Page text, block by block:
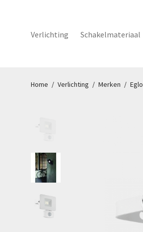
Verlichting Schakelmateriaal
Home / Verlichting / Merken / Eglo